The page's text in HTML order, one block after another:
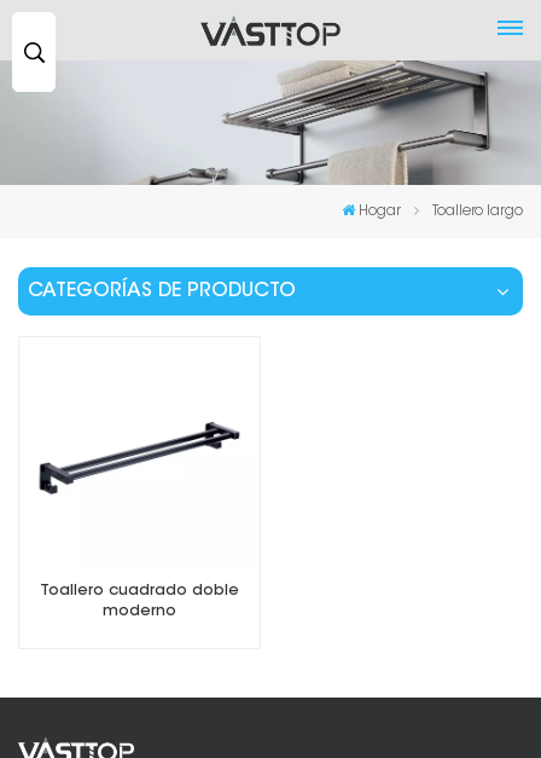
Hogar Toallero largo
CATEGORÍAS DE PRODUCTO
Toallero cuadrado doble
moderno